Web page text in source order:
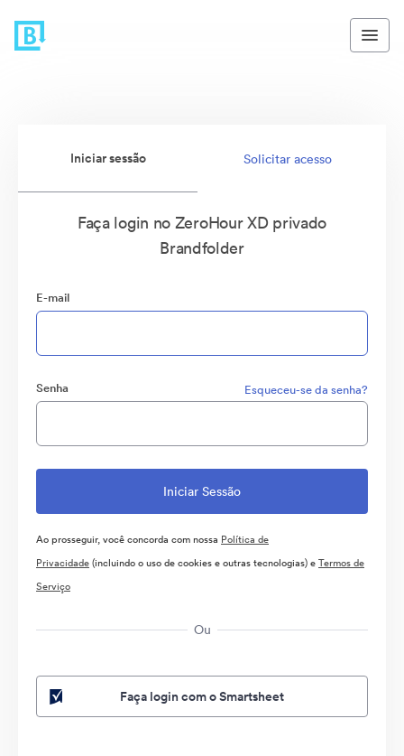
Iniciar sessão Solicitar acesso
Faça login no ZeroHour XD privado
Brandfolder
E-mail
Senha Esqueceu-se da senha?
Ao prosseguir, você concorda com nossa Política de
Privacidade(incluindo o uso de cookies e outras tecnologias) eTermos de
Serviço
Ou
Faça login com o Smartsheet